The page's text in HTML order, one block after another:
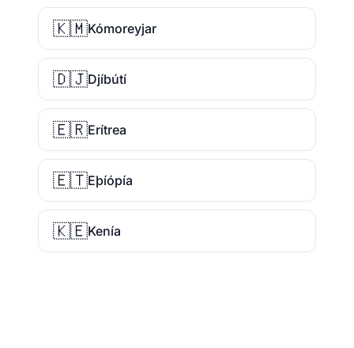
🇰🇲Kómoreyjar
🇩🇯Djíbútí
🇪🇷Erítrea
🇪🇹Eþíópía
🇰🇪Kenía